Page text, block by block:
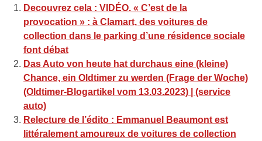
Decouvrez cela : VIDÉO. « C’est de la
provocation » : à Clamart, des voitures de
collection dans le parking d’une résidence sociale
font débat
Das Auto von heute hat durchaus eine (kleine)
Chance, ein Oldtimer zu werden (Frage der Woche)
(Oldtimer-Blogartikel vom 13.03.2023) | (service
auto)
Relecture de l’édito : Emmanuel Beaumont est
littéralement amoureux de voitures de collection